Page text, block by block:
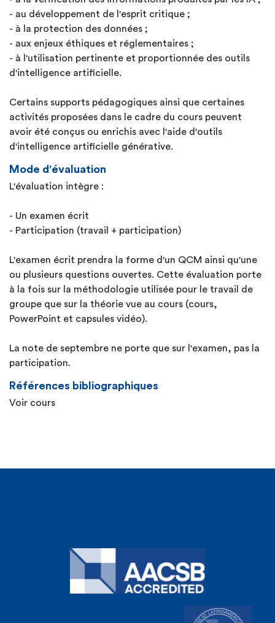
- au développement de l'esprit critique ;
- à la protection des données ;
- aux enjeux éthiques et réglementaires ;
- à l'utilisation pertinente et proportionnée des outils
d'intelligence artificielle.
Certains supports pédagogiques ainsi que certaines
activités proposées dans le cadre du cours peuvent
avoir été conçus ou enrichis avec l'aide d'outils
d'intelligence artificielle générative.
Mode d'évaluation
L'évaluation intègre :
- Un examen écrit
- Participation (travail + participation)
L'examen écrit prendra la forme d'un QCM ainsi qu'une
ou plusieurs questions ouvertes. Cette évaluation porte
à la fois sur la méthodologie utilisée pour le travail de
groupe que sur la théorie vue au cours (cours,
PowerPoint et capsules vidéo).
La note de septembre ne porte que sur l'examen, pas la
participation.
Références bibliographiques
Voir cours